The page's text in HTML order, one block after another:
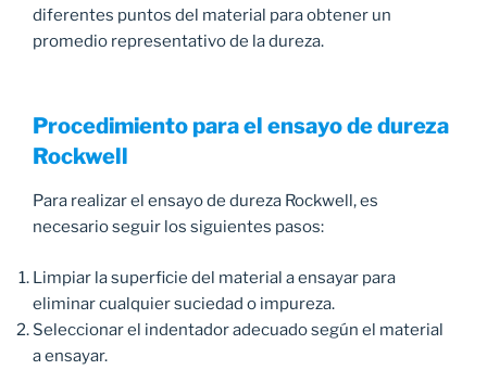
diferentes puntos del material para obtener un
promedio representativo de la dureza.
Procedimiento para el ensayo de dureza
Rockwell
Para realizar el ensayo de dureza Rockwell, es
necesario seguir los siguientes pasos:
Limpiar la superficie del material a ensayar para
eliminar cualquier suciedad o impureza.
Seleccionar el indentador adecuado según el material
a ensayar.